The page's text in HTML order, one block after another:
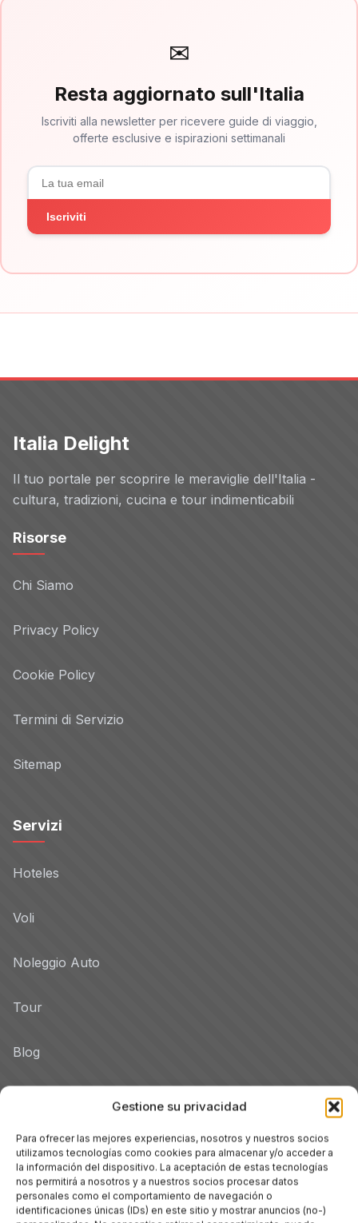
Gestione su privacidad
Para ofrecer las mejores experiencias, nosotros y nuestros socios
utilizamos tecnologías como cookies para almacenar y/o acceder a
la información del dispositivo. La aceptación de estas tecnologías
nos permitirá a nosotros y a nuestros socios procesar datos
personales como el comportamiento de navegación o
identificaciones únicas (IDs) en este sitio y mostrar anuncios (no-)
✉
Resta aggiornato sull'Italia
Iscriviti alla newsletter per ricevere guide di viaggio,
offerte esclusive e ispirazioni settimanali
Iscriviti
Italia Delight
Il tuo portale per scoprire le meraviglie dell'Italia -
cultura, tradizioni, cucina e tour indimenticabili
Risorse
Chi Siamo
Privacy Policy
Cookie Policy
Termini di Servizio
Sitemap
Servizi
Hoteles
Voli
Noleggio Auto
Tour
Blog
Véneto
Toscana